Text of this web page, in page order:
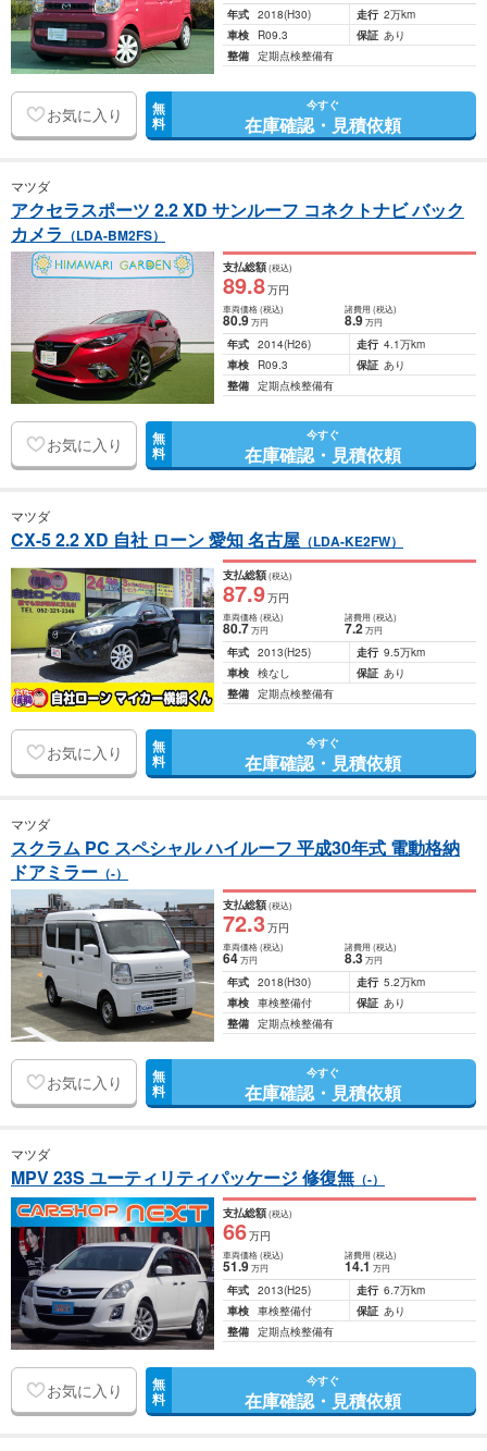
年式 2018(H30) 走行 2万km
車検
R09.3 保証 あり
整備 定期点検整備有
お気に入り 無
料
今すぐ
在庫確認・見積依頼
マツダ
アクセラスポーツ 2.2 XD サンルーフ コネクトナビ バック
カメラ （LDA-BM2FS）
支払総額(税込)
89.8万円
車両価格(税込)
80.9万円
諸費用 (税込)
8.9 万円
年式 2014(H26) 走行 4.1万km
車検
R09.3 保証 あり
整備 定期点検整備有
お気に入り 無
料
今すぐ
在庫確認・見積依頼
マツダ
CX-5 2.2 XD 自社 ローン 愛知 名古屋 （LDA-KE2FW）
支払総額(税込)
87.9万円
車両価格(税込)
80.7万円
諸費用 (税込)
7.2 万円
年式 2013(H25) 走行 9.5万km
車検 検なし 保証 あり
整備 定期点検整備有
お気に入り 無
料
今すぐ
在庫確認・見積依頼
マツダ
スクラム PC スペシャル ハイルーフ 平成30年式 電動格納
ドアミラー （-）
支払総額(税込)
72.3万円
車両価格(税込)
64万円
諸費用 (税込)
8.3 万円
年式 2018(H30) 走行 5.2万km
車検 車検整備付 保証 あり
整備 定期点検整備有
お気に入り 無
料
今すぐ
在庫確認・見積依頼
マツダ
MPV 23S ユーティリティパッケージ 修復無 （-）
支払総額(税込)
66万円
車両価格(税込)
51.9万円
諸費用 (税込)
14.1 万円
年式 2013(H25) 走行 6.7万km
車検 車検整備付 保証 あり
整備 定期点検整備有
お気に入り 無
料
今すぐ
在庫確認・見積依頼